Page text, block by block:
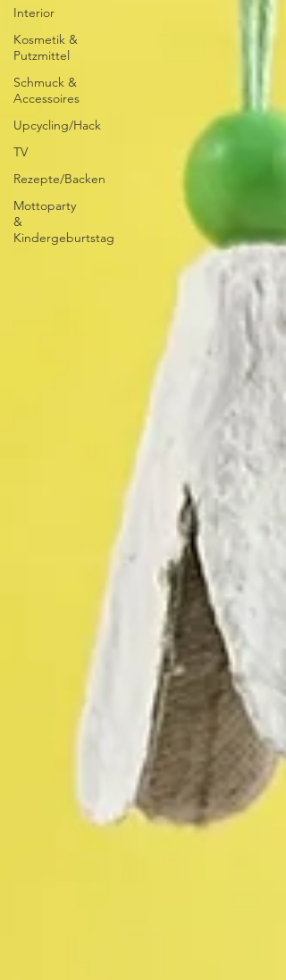
Interior
Kosmetik &
Putzmittel
Schmuck &
Accessoires
Upcycling/Hack
TV
Rezepte/Backen
Mottoparty
&
Kindergeburtstag